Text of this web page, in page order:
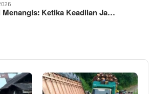
Ketika Keadilan Ja…